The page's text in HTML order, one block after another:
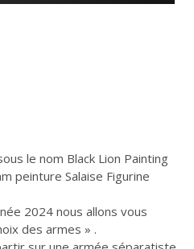
le nom Black Lion Painting
peinture Salaise Figurine
2024 nous allons vous
des armes » .